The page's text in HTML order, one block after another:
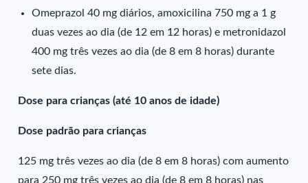
Omeprazol 40 mg diários, amoxicilina 750 mg a 1 g
duas vezes ao dia (de 12 em 12 horas) e metronidazol
400 mg três vezes ao dia (de 8 em 8 horas) durante
sete dias.
Dose para crianças (até 10 anos de idade)
Dose padrão para crianças
125 mg três vezes ao dia (de 8 em 8 horas) com aumento
para 250 mg três vezes ao dia (de 8 em 8 horas) nas